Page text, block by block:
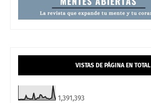
VISTAS DE PÁGINA EN TOTAL
1,391,393